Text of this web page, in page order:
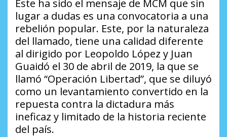
Este ha sido el mensaje de MCM que sin
lugar a dudas es una convocatoria a una
rebelión popular. Este, por la naturaleza
del llamado, tiene una calidad diferente
al dirigido por Leopoldo López y Juan
Guaidó el 30 de abril de 2019, la que se
llamó “Operación Libertad”, que se diluyó
como un levantamiento convertido en la
repuesta contra la dictadura más
ineficaz y limitado de la historia reciente
del país.